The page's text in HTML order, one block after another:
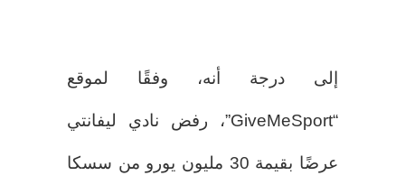
إلى درجة أنه، وفقًا لموقع
“GiveMeSport”، رفض نادي ليفانتي
عرضًا بقيمة 30 مليون يورو من سسكا